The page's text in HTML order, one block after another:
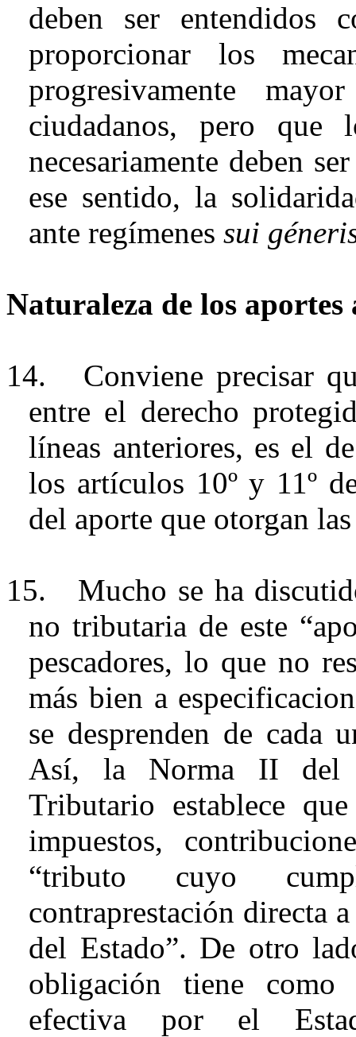
deben ser entendidos
proporcionar los
progresivamente
ciudadanos, pero que
necesariamente deben
ese sentido, la
ante regímenessui
Naturaleza de los aportes
14.
Conviene precisar
entre el derecho
líneas anteriores, es el
los artículos 10º y 11º
del aporte que otorgan
15.
Mucho se ha
no tributaria de este
pescadores, lo que no
más bien a
se desprenden de cada
Así, la Norma II del
Tributario establece
impuestos,
“tributo cuyo
contraprestación directa
del Estado”. De otro
obligación tiene como
efectiva por el